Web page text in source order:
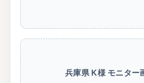
兵庫県 K様 モニター